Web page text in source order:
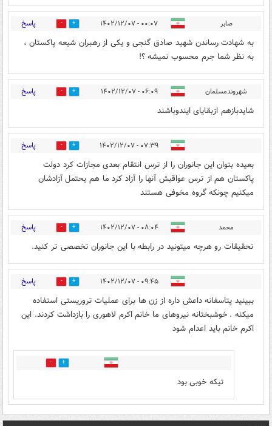
صابر ۰۰:۰۷ - ۱۴۰۲/۱۲/۰۷ 0 پاسخ
به شهادت رساندن شهید صادق گنجی و یکی از رهبران شیعه پاکستان ،
به نظر شما جرم محسوب نمیشه ؟!
شهروندمسلمان ۰۶:۰۹ - ۱۴۰۲/۱۲/۰۷ 0 پاسخ
شایدبازهم ازبقایای ایندوباشند
۰۷:۳۹ - ۱۴۰۲/۱۲/۰۷ 0 پاسخ
بعیده بتوان این جانوران را از ترس انتقام بعدی مجازات کرد دولت
پاکستان هم از ترس عواقبش آنها را آزاد کرد ما هم یحتمل آزادشان
میکنیم چونکه گروه مخوفی هستند
محمد ۰۸:۰۴ - ۱۴۰۲/۱۲/۰۷ 0 پاسخ
تحقیقات رو هرچه میتونید در رابطه با این جانوران تخصصی تر کنید.
۰۹:۴۵ - ۱۴۰۲/۱۲/۰۷ 0 پاسخ
ببینید پتاسفانه داعش داره از زن ها برای عملیات تروریستی استفاده
میکنه . خوشبختانه نیروهای ما خانم اکرم لاهوری را بازداشت کردند. این
اکرم خانم باید اعدام شود
0
تیکه خوبی بود